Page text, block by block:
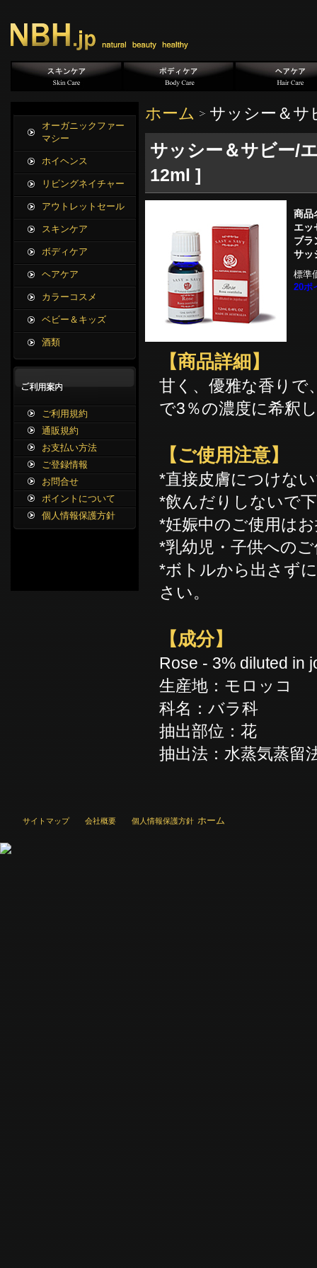
ホーム サッシー＆
サッシー＆サビー/
12ml ]
商品
エッ
ブラ
サッ
標準
20ポ
【商品詳細】
甘く、優雅な香りで
で3％の濃度に希釈
【ご使用注意】
*直接皮膚につけな
*飲んだりしないで
*妊娠中のご使用は
*乳幼児・子供への
*ボトルから出さず
さい。
【成分】
Rose - 3% diluted in
生産地：モロッコ
科名：バラ科
抽出部位：花
抽出法：水蒸気蒸留
オーガニックファー
マシー
ホイヘンス
リビングネイチャー
アウトレットセール
スキンケア
ボディケア
ヘアケア
カラーコスメ
ベビー＆キッズ
酒類
ご利用規約
通販規約
お支払い方法
ご登録情報
お問合せ
ポイントについて
個人情報保護方針
ホーム
サイトマップ 会社概要 個人情報保護方針